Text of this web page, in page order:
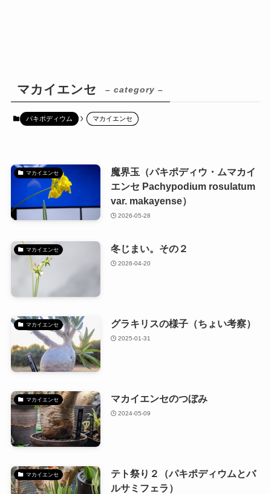
マカイエンセ – category –
パキポディウム マカイエンセ
マカイエンセ
魔界玉（パキポディウ・ムマカイ
エンセ Pachypodium rosulatum
var. makayense）
2026-05-28
マカイエンセ 冬じまい。その２
2026-04-20
マカイエンセ グラキリスの様子（ちょい考察）
2025-01-31
マカイエンセ マカイエンセのつぼみ
2024-05-09
マカイエンセ
テト祭り２（パキポディウムとバ
ルサミフェラ）